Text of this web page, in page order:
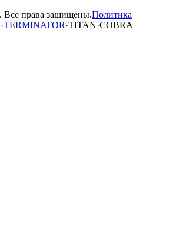
права защищены.Политика
·TERMINATOR·TITAN·COBRA